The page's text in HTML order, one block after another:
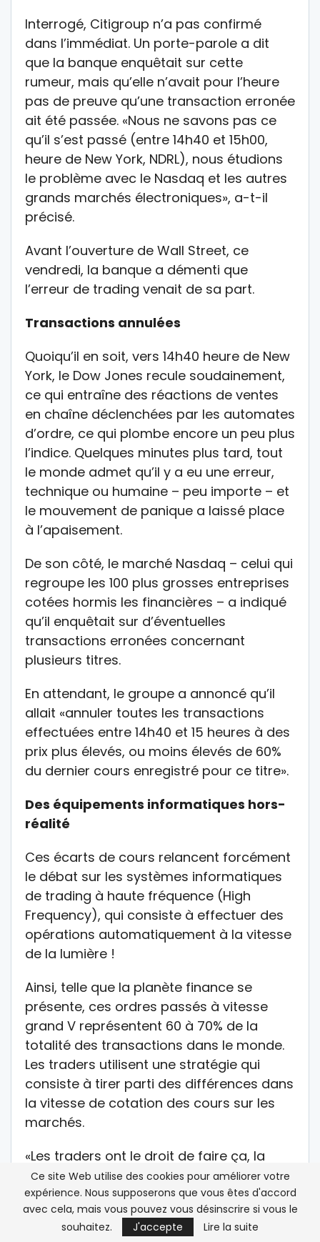
Interrogé, Citigroup n’a pas confirmé
dans l’immédiat. Un porte-parole a dit
que la banque enquêtait sur cette
rumeur, mais qu’elle n’avait pour l’heure
pas de preuve qu’une transaction erronée
ait été passée. «Nous ne savons pas ce
qu’il s’est passé (entre 14h40 et 15h00,
heure de New York, NDRL), nous étudions
le problème avec le Nasdaq et les autres
grands marchés électroniques», a-t-il
précisé.
Avant l’ouverture de Wall Street, ce
vendredi, la banque a démenti que
l’erreur de trading venait de sa part.
Transactions annulées
Quoiqu’il en soit, vers 14h40 heure de New
York, le Dow Jones recule soudainement,
ce qui entraîne des réactions de ventes
en chaîne déclenchées par les automates
d’ordre, ce qui plombe encore un peu plus
l’indice. Quelques minutes plus tard, tout
le monde admet qu’il y a eu une erreur,
technique ou humaine – peu importe – et
le mouvement de panique a laissé place
à l’apaisement.
De son côté, le marché Nasdaq – celui qui
regroupe les 100 plus grosses entreprises
cotées hormis les financières – a indiqué
qu’il enquêtait sur d’éventuelles
transactions erronées concernant
plusieurs titres.
En attendant, le groupe a annoncé qu’il
allait «annuler toutes les transactions
effectuées entre 14h40 et 15 heures à des
prix plus élevés, ou moins élevés de 60%
du dernier cours enregistré pour ce titre».
Des équipements informatiques hors-
réalité
Ces écarts de cours relancent forcément
le débat sur les systèmes informatiques
de trading à haute fréquence (High
Frequency), qui consiste à effectuer des
opérations automatiquement à la vitesse
de la lumière !
Ainsi, telle que la planète finance se
présente, ces ordres passés à vitesse
grand V représentent 60 à 70% de la
totalité des transactions dans le monde.
Les traders utilisent une stratégie qui
consiste à tirer parti des différences dans
la vitesse de cotation des cours sur les
marchés.
«Les traders ont le droit de faire ça, la
régulation ne leur interdit pas. Le
problème qu’il y a eu hier n’est pas
étonnant. Ce qui est consternant, c’est
l’absence de contrôle qui existe dans la
Ce site Web utilise des cookies pour améliorer votre
expérience. Nous supposerons que vous êtes d'accord
avec cela, mais vous pouvez vous désinscrire si vous le
souhaitez.
J'accepte Lire la suite